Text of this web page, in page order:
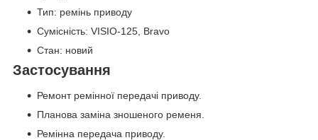
Тип: ремінь приводу
Сумісність: VISIO-125, Bravo
Стан: новий
Застосування
Ремонт ремінної передачі приводу.
Планова заміна зношеного ременя.
Ремінна передача приводу.